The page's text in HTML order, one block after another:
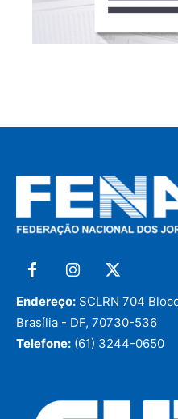
Endereço: SCLRN 704
Brasília - DF, 70730-536
Telefone: (61) 3244-0650